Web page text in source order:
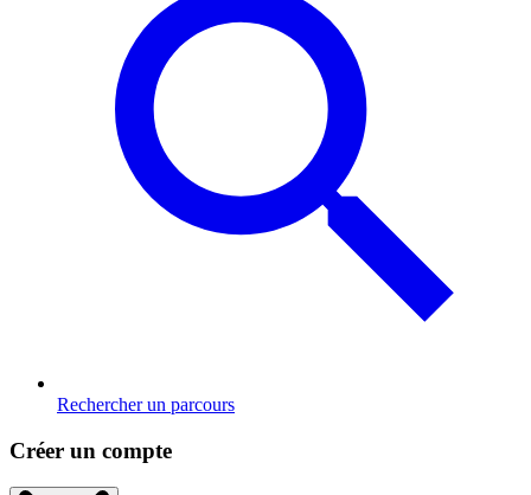
Rechercher un parcours
Créer un compte